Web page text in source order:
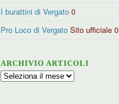
I burattini di Vergato 0
Pro Loco di Vergato Sito ufficiale 0
ARCHIVIO ARTICOLI
Archivio